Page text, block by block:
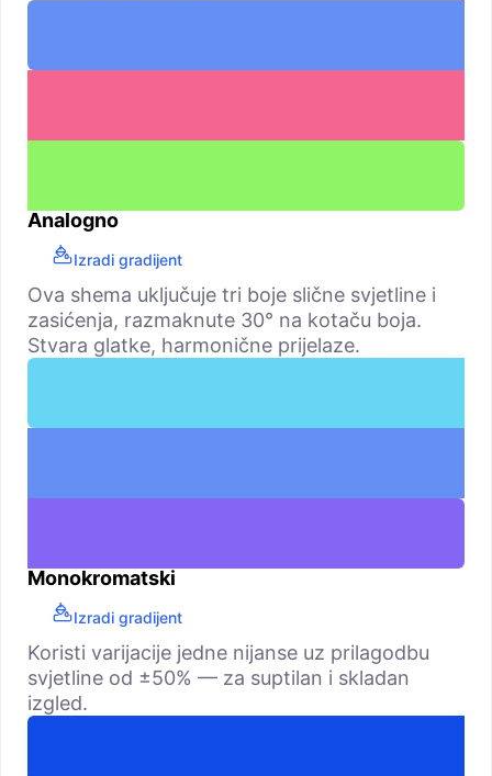
Analogno
Izradi gradijent
Ova shema uključuje tri boje slične svjetline i
zasićenja, razmaknute 30° na kotaču boja.
Stvara glatke, harmonične prijelaze.
Monokromatski
Izradi gradijent
Koristi varijacije jedne nijanse uz prilagodbu
svjetline od ±50% — za suptilan i skladan
izgled.